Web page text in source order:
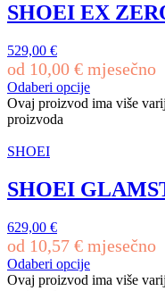
SHOEI EX
529,00 €
od 10,00 € mjesečno
Odaberi opcije
Ovaj proizvod ima više
proizvoda
SHOEI
SHOEI
629,00 €
od 10,57 € mjesečno
Odaberi opcije
Ovaj proizvod ima više